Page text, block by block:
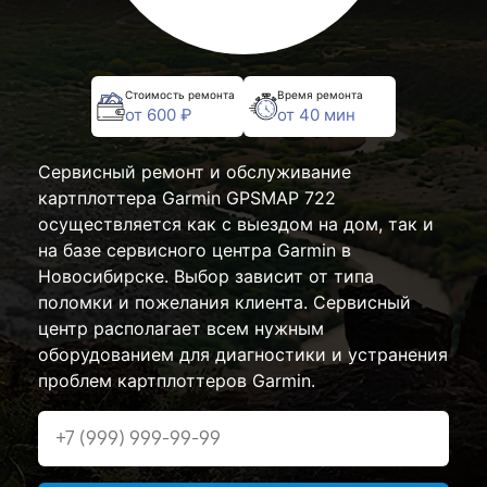
Стоимость ремонта
от 600 ₽
Время ремонта
от 40 мин
Сервисный ремонт и обслуживание
картплоттера Garmin GPSMAP 722
осуществляется как с выездом на дом, так и
на базе сервисного центра Garmin в
Новосибирске. Выбор зависит от типа
поломки и пожелания клиента. Сервисный
центр располагает всем нужным
оборудованием для диагностики и устранения
проблем картплоттеров Garmin.